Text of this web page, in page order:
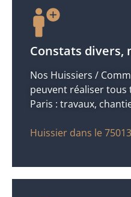
Constats divers,
Nos Huissiers /
peuvent réaliser tous
Paris : travaux,
Huissier dans le